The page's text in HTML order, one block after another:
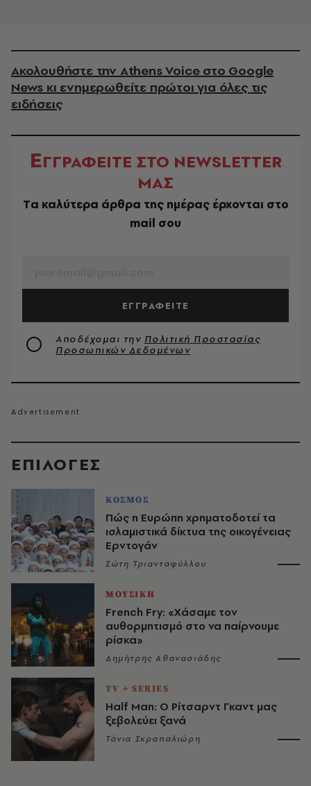
EΠΙΛΟΓΈΣ
ΚΟΣΜΟΣ
Πώς η Ευρώπη χρηματοδοτεί τα
ισλαμιστικά δίκτυα της οικογένειας
Ερντογάν
Σώτη Τριανταφύλλου
ΜΟΥΣΙΚΗ
French Fry: «Χάσαμε τον
αυθορμητισμό στο να παίρνουμε
ρίσκα»
Δημήτρης Αθανασιάδης
TV + SERIES
Half Man: Ο Ρίτσαρντ Γκαντ μας
ξεβολεύει ξανά
Τάνια Σκραπαλιώρη
Ακολουθήστε την Athens Voice στο Google
News κι ενημερωθείτε πρώτοι για όλες τις
ειδήσεις
ΕΓΓΡΑΦΕΙΤΕ ΣΤΟ NEWSLETTER
ΜΑΣ
Tα καλύτερα άρθρα της ημέρας έρχονται στο
mail σου
ΕΓΓΡΑΦΕΙΤΕ
Αποδέχομαι την Πολιτική Προστασίας
Προσωπικών Δεδομένων